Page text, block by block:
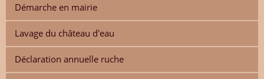
Démarche en mairie
Lavage du château d'eau
Déclaration annuelle ruche